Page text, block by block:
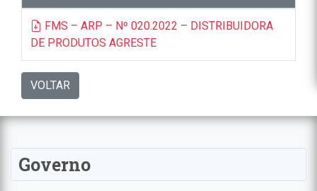
FMS – ARP – Nº 020.2022 – DISTRIBUIDORA
DE PRODUTOS AGRESTE
VOLTAR
Governo